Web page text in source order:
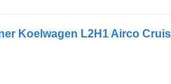
Koelwagen L2H1 Airco